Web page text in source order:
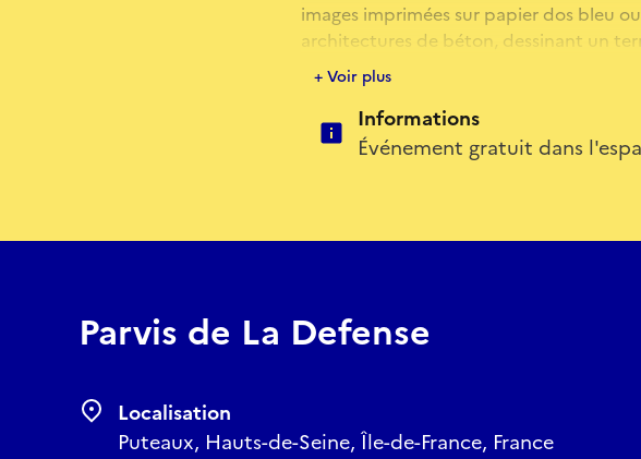
images imprimées sur papier dos bleu
architectures de béton, dessinant un
moment suspendu, à une perception
+ Voir plus
Informations
Événement gratuit dans
Parvis de La Defense
Localisation
Puteaux, Hauts-de-Seine, Île-de-France, France